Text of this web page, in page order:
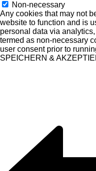
Non-necessary
Any cookies that may not
website to function and is
personal data via
termed as non-necessary
user consent prior to
SPEICHERN &